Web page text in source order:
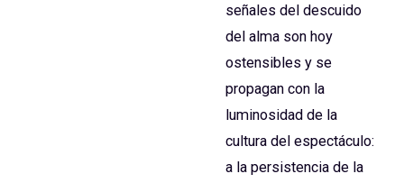
señales del descuido
del alma son hoy
ostensibles y se
propagan con la
luminosidad de la
cultura del espectáculo:
a la persistencia de la